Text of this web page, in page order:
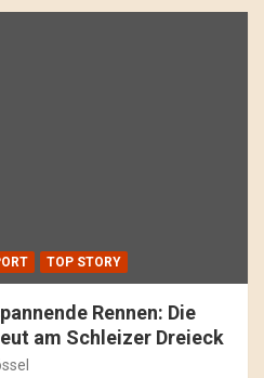
TOP STORY
Rennen: Die
am Schleizer Dreieck